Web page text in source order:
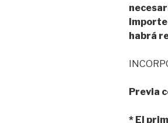
importe
habrá
Previa
* El